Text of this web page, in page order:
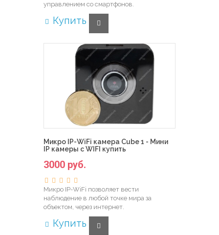
управлением со смартфонов.
Купить
Микро IP-WiFi камера Cube 1 - Мини
IP камеры с WIFI купить
3000 руб.
Микро IP-WiFi позволяет вести
наблюдение в любой точке мира за
объектом, через интернет.
Купить